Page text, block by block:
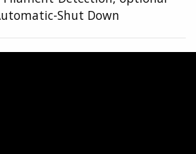
Shut Down